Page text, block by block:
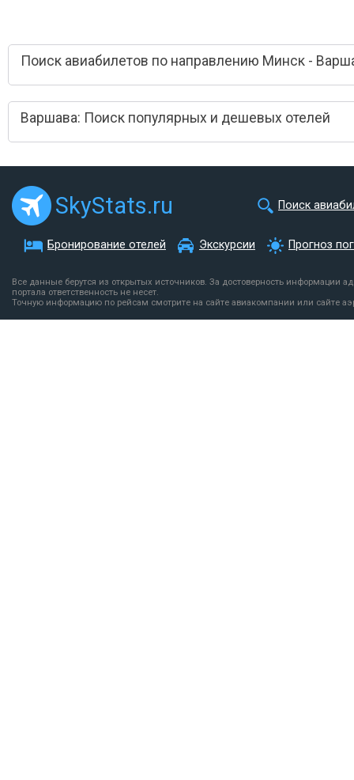
Поиск авиабилетов по направлению Минск -
Варшава: Поиск популярных и дешевых отелей
SkyStats.ru Поиск
Бронирование отелей Экскурсии Прогноз
Все данные берутся из открытых источников. За достоверность информации
портала ответственность не несет.
Точную информацию по рейсам смотрите на сайте авиакомпании или сайте